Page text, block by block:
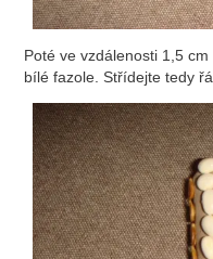
Poté ve vzdálenosti 1,5
bílé fazole. Střídejte tedy